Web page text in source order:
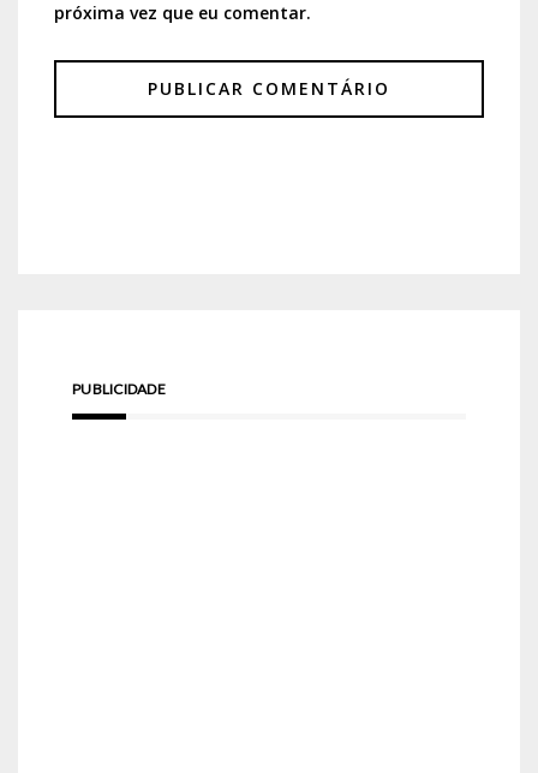
próxima vez que eu comentar.
PUBLICIDADE